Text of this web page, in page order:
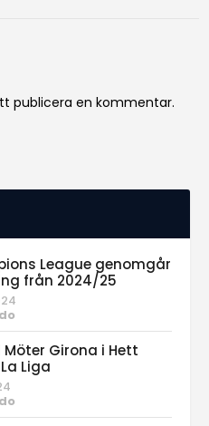
publicera en kommentar.
League genomgår
från 2024/25
Möter Girona i Hett
Liga